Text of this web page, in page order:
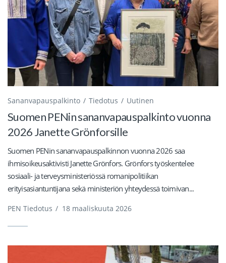
Sananvapauspalkinto Tiedotus Uutinen
Suomen PENin sananvapauspalkinto vuonna
2026 Janette Grönforsille
Suomen PENin sananvapauspalkinnon vuonna 2026 saa
ihmisoikeusaktivisti Janette Grönfors. Grönfors työskentelee
sosiaali- ja terveysministeriössä romanipolitiikan
erityisasiantuntijana sekä ministeriön yhteydessä toimivan...
PEN Tiedotus / 18 maaliskuuta 2026